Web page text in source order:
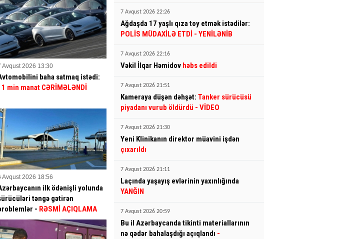
Avqust 2026 13:30
baha satmaq istədi:
min manat CƏRİMƏLƏNDİ
Avqust 2026 18:56
ilk ödənişli yolunda
təngə gətirən
- RƏSMİ AÇIQLAMA
7 Avqust 2026 22:26
Ağdaşda 17 yaşlı qıza toy etmək istədilər:
POLİS MÜDAXİLƏ ETDİ - YENİLƏNİB
7 Avqust 2026 22:16
Vəkil İlqar Həmidov həbs edildi
7 Avqust 2026 21:51
Kameraya düşən dəhşət: Tanker sürücüsü
piyadanı vurub öldürdü - VİDEO
7 Avqust 2026 21:30
Yeni Klinikanın direktor müavini işdən
çıxarıldı
7 Avqust 2026 21:11
Laçında yaşayış evlərinin yaxınlığında
YANĞIN
7 Avqust 2026 20:59
Bu il Azərbaycanda tikinti materiallarının
nə qədər bahalaşdığı açıqlandı -